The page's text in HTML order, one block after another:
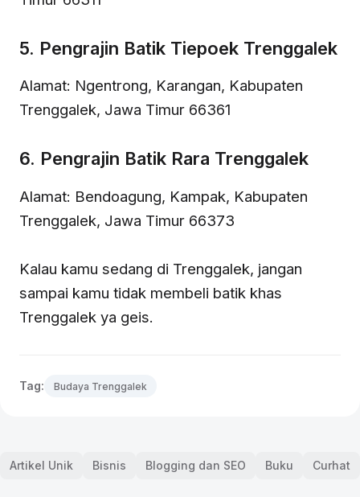
5. Pengrajin Batik Tiepoek Trenggalek
Alamat: Ngentrong, Karangan, Kabupaten
Trenggalek, Jawa Timur 66361
6. Pengrajin Batik Rara Trenggalek
Alamat: Bendoagung, Kampak, Kabupaten
Trenggalek, Jawa Timur 66373
Kalau kamu sedang di Trenggalek, jangan
sampai kamu tidak membeli batik khas
Trenggalek ya geis.
Tag: Budaya Trenggalek
Artikel Unik Bisnis Blogging dan SEO Buku Curhat